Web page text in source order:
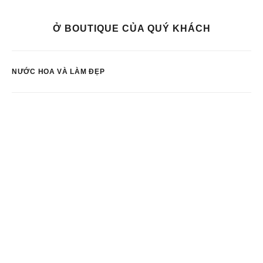
Ở BOUTIQUE CỦA QUÝ KHÁCH
NƯỚC HOA VÀ LÀM ĐẸP